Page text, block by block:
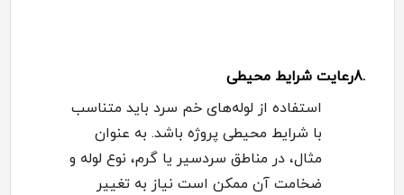
.8 رعایت شرایط محیطی
استفاده از لوله‌های خم سرد باید متناسب
با شرایط محیطی پروژه باشد. به عنوان
مثال، در مناطق سردسیر یا گرم، نوع لوله و
ضخامت آن ممکن است نیاز به تغییر